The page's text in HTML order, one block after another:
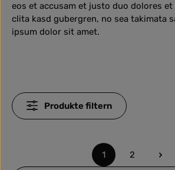
eos et accusam et justo duo dolores et
clita kasd gubergren, no sea takimata
ipsum dolor sit amet.
Produkte filtern
Seite
1
Seite
2